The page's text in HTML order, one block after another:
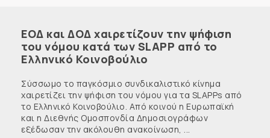
ΕΟΔ και ΔΟΔ χαιρετίζουν την ψήφιση
του νόμου κατά των SLAPP από το
Ελληνικό Κοινοβούλιο
Σύσσωμο το παγκόσμιο συνδικαλιστικό κίνημα
χαιρετίζει την ψήφιση του νόμου για τα SLAPPs από
το Ελληνικό Κοινοβούλιο. Από κοινού η Ευρωπαϊκή
και η Διεθνής Ομοσπονδία Δημοσιογράφων
εξέδωσαν την ακόλουθη ανακοίνωση, ...